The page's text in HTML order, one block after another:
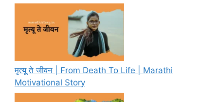
मृत्यू ते जीवन | From Death To Life | Marathi
Motivational Story